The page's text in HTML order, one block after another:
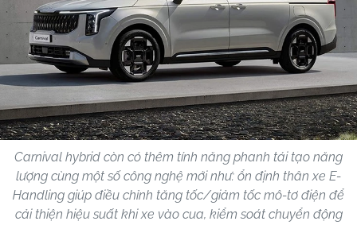
Carnival hybrid còn có thêm tính năng phanh tái tạo năng
lượng cùng một số công nghệ mới như: ổn định thân xe E-
Handling giúp điều chỉnh tăng tốc/giảm tốc mô-tơ điện để
cải thiện hiệu suất khi xe vào cua, kiểm soát chuyển động